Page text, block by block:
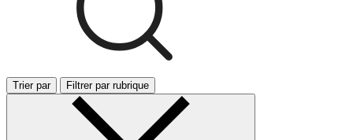
Trier par Filtrer par rubrique